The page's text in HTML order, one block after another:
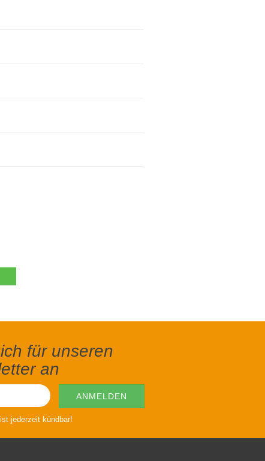
für unseren
an
jederzeit kündbar!